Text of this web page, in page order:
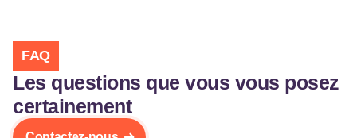
FAQ
Les questions que vous vous posez
certainement